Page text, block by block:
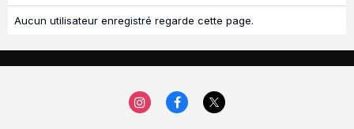
Aucun utilisateur enregistré regarde cette page.